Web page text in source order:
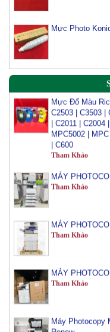
Mực Photo
Mực Đổ Màu
C2503 | C3503 |
| C2011 | C2004
MPC5002 |
| C600
Tham Khảo
MÁY
Tham Khảo
Tham Khảo
Tham Khảo
Renew
Tham Khảo